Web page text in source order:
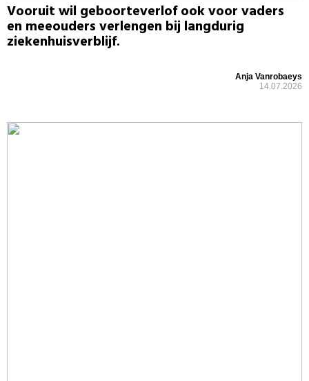
Vooruit wil geboorteverlof ook voor vaders
en meeouders verlengen bij langdurig
ziekenhuisverblijf.
Anja Vanrobaeys
14.07.2026